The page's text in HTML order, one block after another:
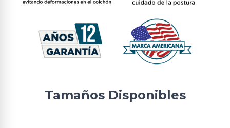
Tamaños Disponibles